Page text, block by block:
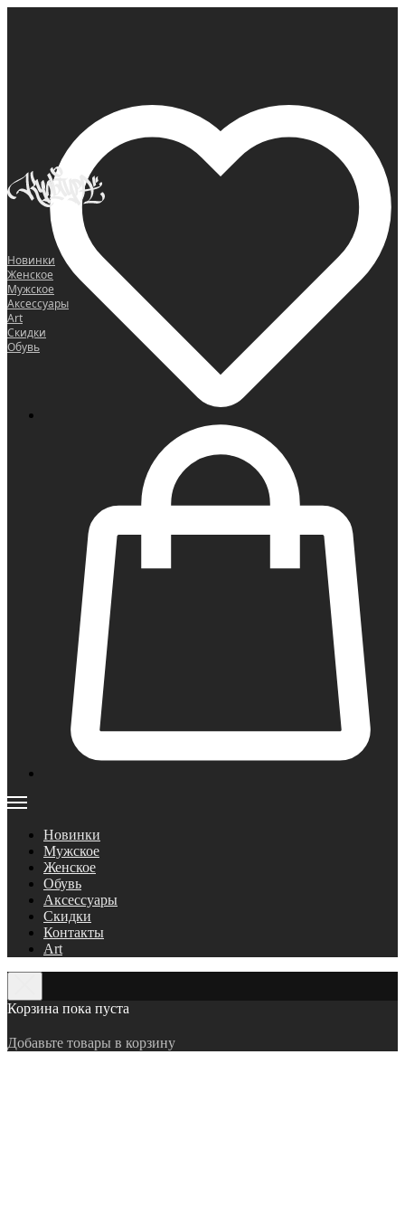
0
Новинки
Женское
Мужское
Аксессуары
Art
Скидки
Обувь
Новинки
Мужское
Женское
Обувь
Аксессуары
Скидки
Контакты
Art
Корзина пока пуста
Добавьте товары в корзину